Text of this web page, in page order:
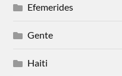
Efemerides
Gente
Haiti